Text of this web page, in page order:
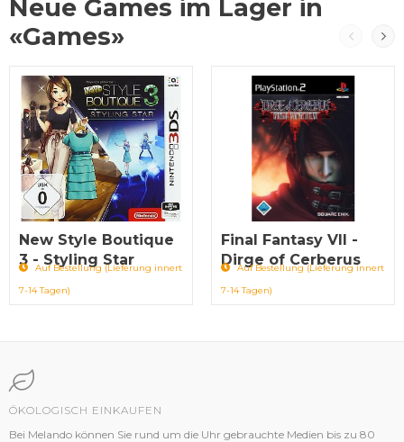
Neue Games im Lager in
«Games»
New Style Boutique
3 - Styling Star
Auf Bestellung (Lieferung innert
7-14 Tagen)
Final Fantasy VII -
Dirge of Cerberus
Auf Bestellung (Lieferung innert
7-14 Tagen)
ÖKOLOGISCH EINKAUFEN
Bei Melando können Sie rund um die Uhr gebrauchte Medien bis zu 80